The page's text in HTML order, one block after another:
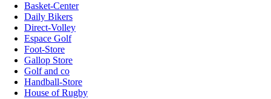
Basket-Center
Daily Bikers
Direct-Volley
Espace Golf
Foot-Store
Gallop Store
Golf and co
Handball-Store
House of Rugby